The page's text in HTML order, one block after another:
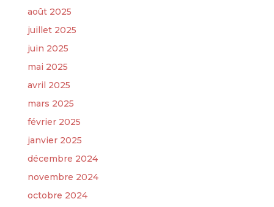
août 2025
juillet 2025
juin 2025
mai 2025
avril 2025
mars 2025
février 2025
janvier 2025
décembre 2024
novembre 2024
octobre 2024